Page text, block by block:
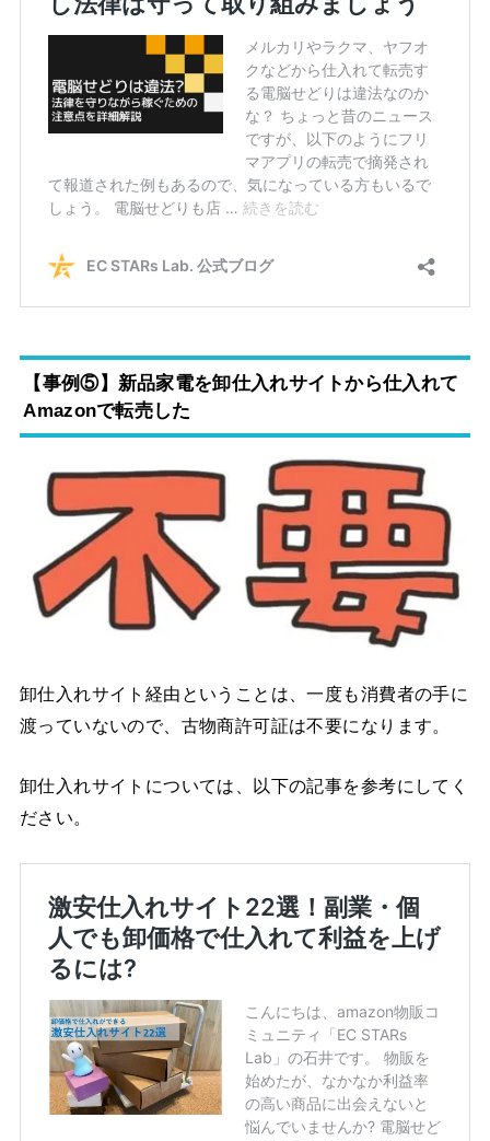
【事例⑤】新品家電を卸仕入れサイトから仕入れて
Amazonで転売した
卸仕入れサイト経由ということは、一度も消費者の手に
渡っていないので、古物商許可証は不要になります。
卸仕入れサイトについては、以下の記事を参考にしてく
ださい。